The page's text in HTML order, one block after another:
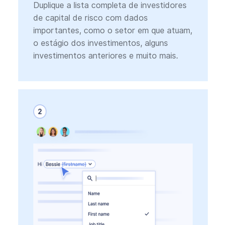
Duplique a lista completa de investidores
de capital de risco com dados
importantes, como o setor em que atuam,
o estágio dos investimentos, alguns
investimentos anteriores e muito mais.